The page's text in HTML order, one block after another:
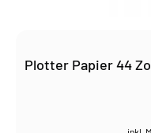
Plotter Papier 44